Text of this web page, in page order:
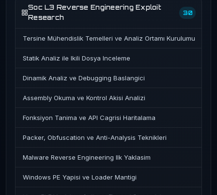
Soc L3 Reverse Engineering Exploit
Research
30
Tersine Mühendislik Temelleri ve Analiz Ortamı Kurulumu
Statik Analiz ile Ikili Dosya Inceleme
Dinamik Analiz ve Debugging Baslangici
Assembly Okuma ve Kontrol Akisi Analizi
Fonksiyon Tanima ve API Cagrisi Haritalama
Packer, Obfuscation ve Anti-Analysis Teknikleri
Malware Reverse Engineering Ilk Yaklasim
Windows PE Yapisi ve Loader Mantigi